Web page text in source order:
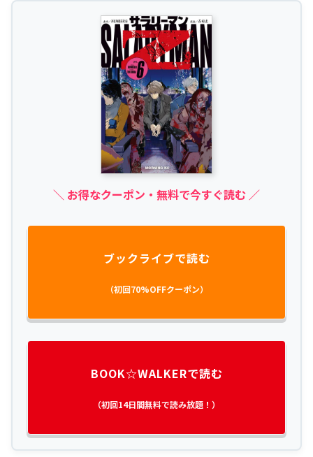
＼ お得なクーポン・無料で今すぐ読む ／
ブックライブで読む
（初回70%OFFクーポン）
BOOK☆WALKERで読む
（初回14日間無料で読み放題！）